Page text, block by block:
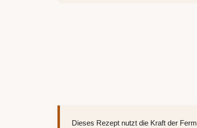
Dieses Rezept nutzt die Kraft der